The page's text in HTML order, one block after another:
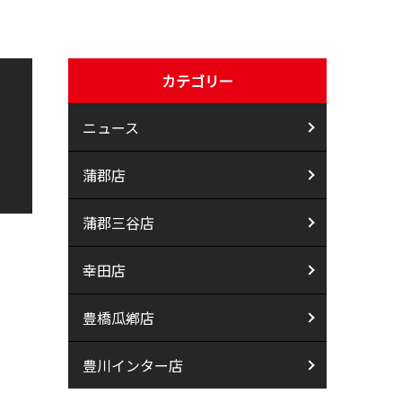
カテゴリー
ニュース
蒲郡店
蒲郡三谷店
幸田店
豊橋瓜鄕店
豊川インター店